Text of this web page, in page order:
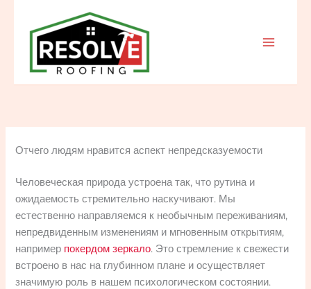
content
Отчего людям нравится аспект непредсказуемости
Человеческая природа устроена так, что рутина и
ожидаемость стремительно наскучивают. Мы
естественно направляемся к необычным переживаниям,
непредвиденным изменениям и мгновенным открытиям,
например покердом зеркало. Это стремление к свежести
встроено в нас на глубинном плане и осуществляет
значимую роль в нашем психологическом состоянии.